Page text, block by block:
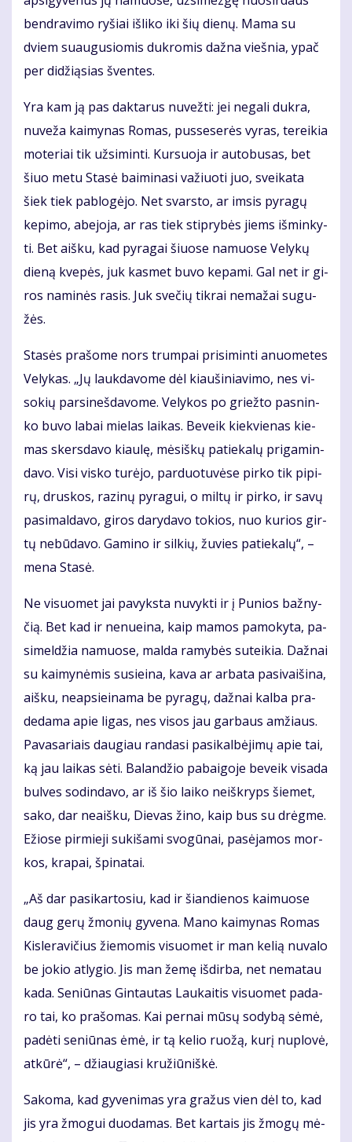
ben­dra­vi­mo ry­šiai iš­li­ko iki šių die­nų. Ma­ma su
dviem su­au­gu­sio­mis duk­ro­mis daž­na vieš­nia, ypač
per di­dži­ą­sias šven­tes.
Yra kam ją pas dak­ta­rus nu­vež­ti: jei ne­ga­li duk­ra,
nu­ve­ža kai­my­nas Ro­mas, pus­se­se­rės vy­ras, te­rei­kia
mo­te­riai tik už­si­min­ti. Kur­suo­ja ir au­to­bu­sas, bet
šiuo me­tu Sta­sė bai­mi­na­si va­žiuo­ti juo, svei­ka­ta
šiek tiek pa­blo­gė­jo. Net svars­to, ar im­sis py­ra­gų
ke­pi­mo, abe­jo­ja, ar ras tiek stip­ry­bės jiems iš­min­ky­
ti. Bet aiš­ku, kad py­ra­gai šiuo­se na­muo­se Ve­ly­kų
die­ną kve­pės, juk kas­met bu­vo ke­pa­mi. Gal net ir gi­
ros na­mi­nės ra­sis. Juk sve­čių tik­rai ne­ma­žai su­gu­
žės.
Sta­sės pra­šo­me nors trum­pai pri­si­min­ti anuo­me­tes
Ve­ly­kas. „Jų lauk­da­vo­me dėl kiau­ši­nia­vi­mo, nes vi­
so­kių par­si­neš­da­vo­me. Ve­ly­kos po griež­to pas­nin­
ko bu­vo la­bai mie­las lai­kas. Be­veik kiek­vie­nas kie­
mas skers­da­vo kiau­lę, mė­siš­kų pa­tie­ka­lų pri­ga­min­
da­vo. Vi­si vis­ko tu­rė­jo, par­duo­tu­vė­se pir­ko tik pi­pi­
rų, drus­kos, ra­zi­nų py­ra­gui, o mil­tų ir pir­ko, ir sa­vų
pa­si­mal­da­vo, gi­ros da­ry­da­vo to­kios, nuo ku­rios gir­
tų ne­bū­da­vo. Ga­mi­no ir sil­kių, žu­vies pa­tie­ka­lų“, –
me­na Sta­sė.
Ne vi­suo­met jai pa­vyks­ta nu­vyk­ti ir į Pu­nios baž­ny­
čią. Bet kad ir ne­nu­ei­na, kaip ma­mos pa­mo­ky­ta, pa­
si­mel­džia na­muo­se, mal­da ra­my­bės su­tei­kia. Daž­nai
su kai­my­nė­mis su­si­ei­na, ka­va ar ar­ba­ta pa­si­vai­ši­na,
aiš­ku, neap­si­ei­na­ma be py­ra­gų, daž­nai kal­ba pra­
de­da­ma apie li­gas, nes vi­sos jau gar­baus am­žiaus.
Pa­va­sa­riais dau­giau ran­da­si pa­si­kal­bė­ji­mų apie tai,
ką jau lai­kas sė­ti. Ba­lan­džio pa­bai­go­je be­veik vi­sa­da
bul­ves so­din­da­vo, ar iš šio lai­ko ne­iš­kryps šie­met,
sa­ko, dar ne­aiš­ku, Die­vas ži­no, kaip bus su drėg­me.
Ežio­se pir­mie­ji su­ki­ša­mi svo­gū­nai, pa­sė­ja­mos mor­
kos, kra­pai, špi­na­tai.
„Aš dar pa­si­kar­to­siu, kad ir šian­die­nos kai­muo­se
daug ge­rų žmo­nių gy­ve­na. Ma­no kai­my­nas Ro­mas
Kis­le­ra­vi­čius žie­mo­mis vi­suo­met ir man ke­lią nu­va­lo
be jo­kio at­ly­gio. Jis man že­mę iš­dir­ba, net ne­ma­tau
ka­da. Se­niū­nas Gin­tau­tas Lau­kai­tis vi­suo­met pa­da­
ro tai, ko pra­šo­mas. Kai per­nai mū­sų so­dy­bą sė­mė,
pa­dė­ti se­niū­nas ėmė, ir tą ke­lio ruo­žą, ku­rį nu­plo­vė,
at­kū­rė“, – džiau­gia­si kru­žiū­niš­kė.
Sa­ko­ma, kad gy­ve­ni­mas yra gra­žus vien dėl to, kad
jis yra žmo­gui duo­da­mas. Bet kar­tais jis žmo­gų mė­